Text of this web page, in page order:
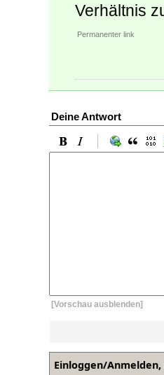
Verhältnis
Permanenter link
Deine Antwort
[Vorschau ausblenden]